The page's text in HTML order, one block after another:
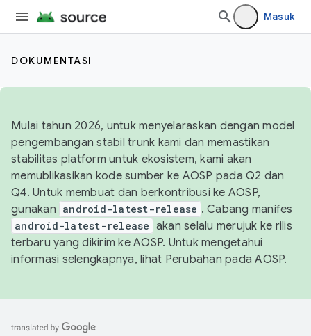
Masuk
DOKUMENTASI
Mulai tahun 2026, untuk menyelaraskan dengan model
pengembangan stabil trunk kami dan memastikan
stabilitas platform untuk ekosistem, kami akan
memublikasikan kode sumber ke AOSP pada Q2 dan
Q4. Untuk membuat dan berkontribusi ke AOSP,
gunakan android-latest-release . Cabang manifes
android-latest-release akan selalu merujuk ke rilis
terbaru yang dikirim ke AOSP. Untuk mengetahui
informasi selengkapnya, lihat Perubahan pada AOSP.